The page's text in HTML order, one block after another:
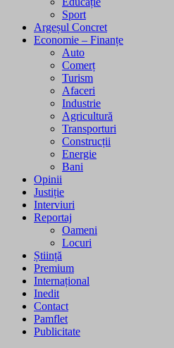
Sport
Argeșul Concret
Economie – Finanțe
Auto
Comerț
Turism
Afaceri
Industrie
Agricultură
Transporturi
Construcții
Energie
Bani
Opinii
Justiție
Interviuri
Reportaj
Oameni
Locuri
Știință
Premium
Internațional
Inedit
Contact
Pamflet
Publicitate